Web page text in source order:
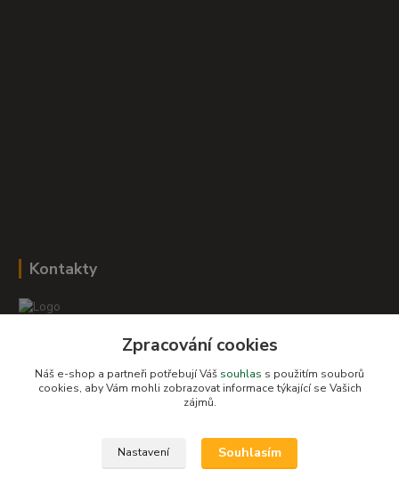
Kontakty
+420 604 278 943
obchod-detskysvet@seznam.cz
Zpracování cookies
Náš e-shop a partneři potřebují Váš souhlas s použitím souborů
cookies, aby Vám mohli zobrazovat informace týkající se Vašich
zájmů.
Nastavení Souhlasím